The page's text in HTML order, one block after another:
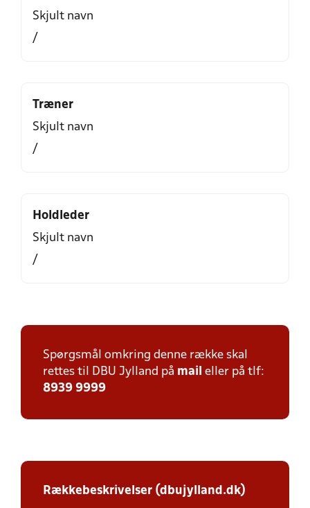
Skjult navn
/
Træner
Skjult navn
/
Holdleder
Skjult navn
/
Spørgsmål omkring denne række skal
rettes til DBU Jylland på mail eller på tlf:
8939 9999
Rækkebeskrivelser (dbujylland.dk)